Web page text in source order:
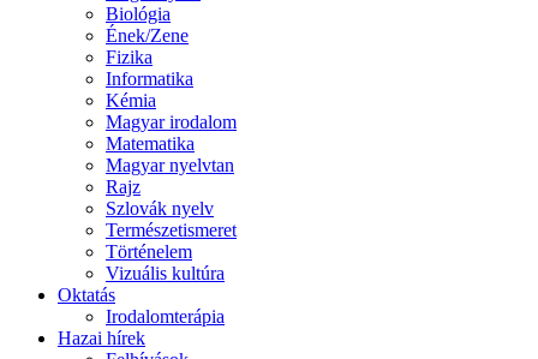
Biológia
Ének/Zene
Fizika
Informatika
Kémia
Magyar irodalom
Matematika
Magyar nyelvtan
Rajz
Szlovák nyelv
Természetismeret
Történelem
Vizuális kultúra
Oktatás
Irodalomterápia
Hazai hírek